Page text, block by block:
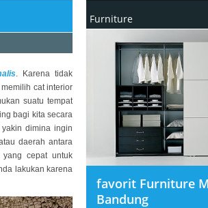
. Karena tidak
cat interior
suatu tempat
bagi kita secara
dimina ingin
daerah antara
cepat untuk
lakukan karena
Furniture
favorit Furniture
Bandung